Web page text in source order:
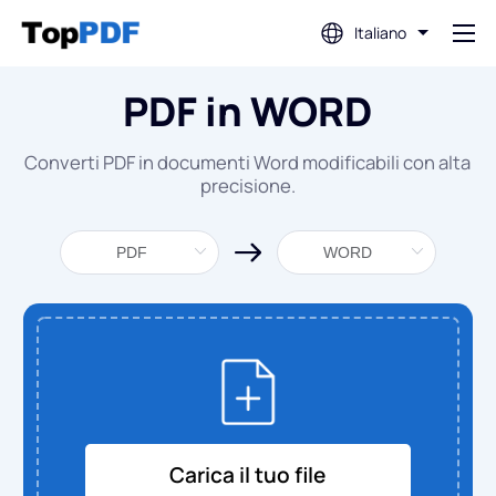
Italiano
Modifica PDF
Traduci PDF
Unisci PDF
Dividi PDF
Comprimi PDF
Converti da PDF
PDF in WORD
Converti PDF in documenti Word modificabili con alta
precisione.
Carica il tuo file